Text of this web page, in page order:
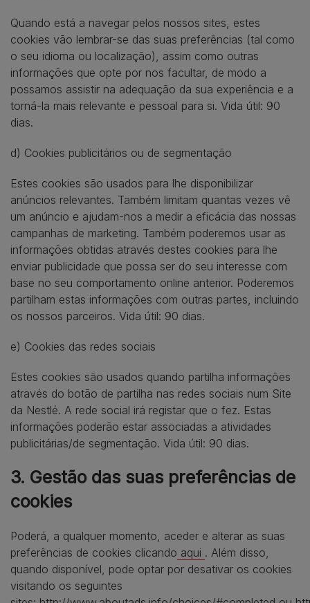
Quando está a navegar pelos nossos sites, estes
cookies vão lembrar-se das suas preferências (tal como
o seu idioma ou localização), assim como outras
informações que opte por nos facultar, de modo a
possamos assistir na adequação da sua experiência e a
torná-la mais relevante e pessoal para si. Vida útil: 90
dias.
d) Cookies publicitários ou de segmentação
Estes cookies são usados para lhe disponibilizar
anúncios relevantes. Também limitam quantas vezes vê
um anúncio e ajudam-nos a medir a eficácia das nossas
campanhas de marketing. Também poderemos usar as
informações obtidas através destes cookies para lhe
enviar publicidade que possa ser do seu interesse com
base no seu comportamento online anterior. Poderemos
partilham estas informações com outras partes, incluindo
os nossos parceiros. Vida útil: 90 dias.
e) Cookies das redes sociais
Estes cookies são usados quando partilha informações
através do botão de partilha nas redes sociais num Site
da Nestlé. A rede social irá registar que o fez. Estas
informações poderão estar associadas a atividades
publicitárias/de segmentação. Vida útil: 90 dias.
3. Gestão das suas preferências de
cookies
Poderá, a qualquer momento, aceder e alterar as suas
preferências de cookies clicando aqui . Além disso,
quando disponível, pode optar por desativar os cookies
visitando os seguintes